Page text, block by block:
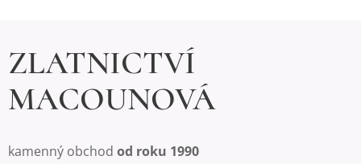
ZLATNICTVÍ
MACOUNOVÁ
kamenný obchod od roku 1990